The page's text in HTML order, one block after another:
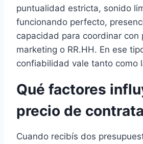
puntualidad estricta, sonido
funcionando perfecto,
capacidad para coordinar con
marketing o RR.HH. En ese
confiabilidad vale tanto como
Qué factores
precio de
Cuando recibís dos